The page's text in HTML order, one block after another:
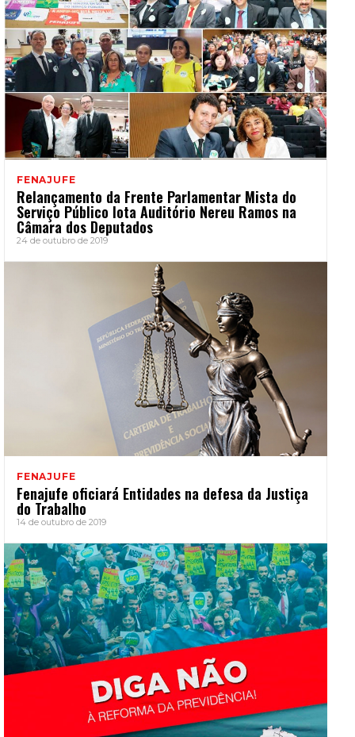
FENAJUFE
Relançamento da Frente Parlamentar Mista do
Serviço Público lota Auditório Nereu Ramos na
Câmara dos Deputados
24 de outubro de 2019
FENAJUFE
Fenajufe oficiará Entidades na defesa da Justiça
do Trabalho
14 de outubro de 2019